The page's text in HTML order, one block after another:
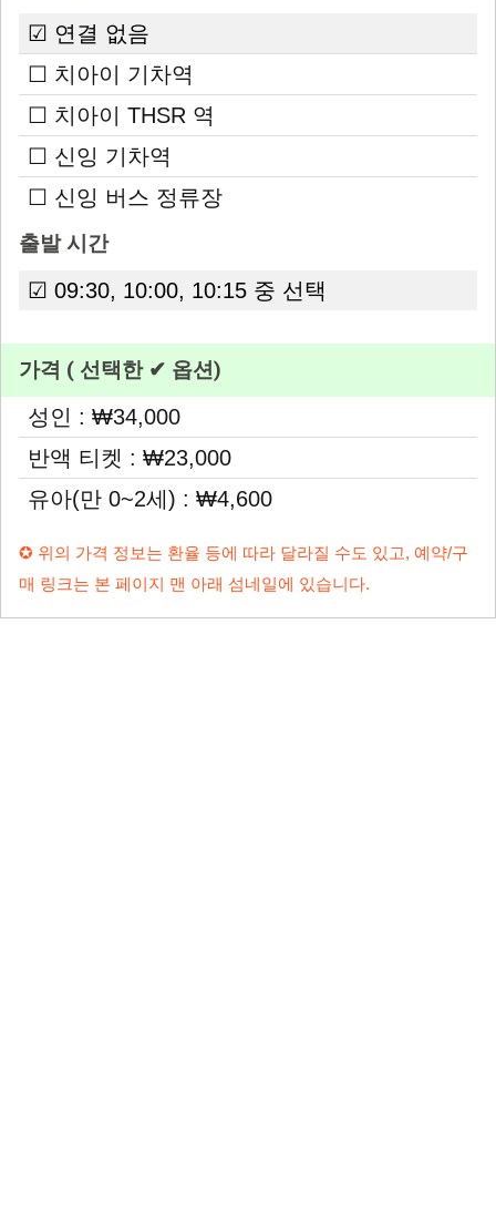
☑ 연결 없음
☐ 치아이 기차역
☐ 치아이 THSR 역
☐ 신잉 기차역
☐ 신잉 버스 정류장
출발 시간
☑ 09:30, 10:00, 10:15 중 선택
가격 ( 선택한 ✔ 옵션)
성인 : ₩34,000
반액 티켓 : ₩23,000
유아(만 0~2세) : ₩4,600
✪ 위의 가격 정보는 환율 등에 따라 달라질 수도 있고, 예약/구
매 링크는 본 페이지 맨 아래 섬네일에 있습니다.